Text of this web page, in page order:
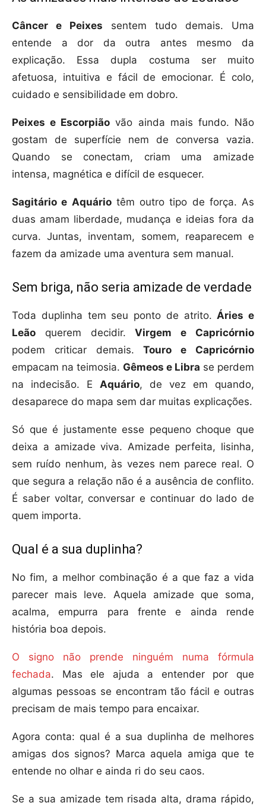
Câncer e Peixes sentem tudo demais. Uma
entende a dor da outra antes mesmo da
explicação. Essa dupla costuma ser muito
afetuosa, intuitiva e fácil de emocionar. É colo,
cuidado e sensibilidade em dobro.
Peixes e Escorpião vão ainda mais fundo. Não
gostam de superfície nem de conversa vazia.
Quando se conectam, criam uma amizade
intensa, magnética e difícil de esquecer.
Sagitário e Aquáriotêm outro tipo de força. As
duas amam liberdade, mudança e ideias fora da
curva. Juntas, inventam, somem, reaparecem e
fazem da amizade uma aventura sem manual.
Sem briga, não seria amizade de verdade
Toda duplinha tem seu ponto de atrito.Áries e
Leão querem decidir.Virgem e Capricórnio
podem criticar demais.Touro e Capricórnio
empacam na teimosia. Gêmeos e Libra se perdem
na indecisão. E Aquário, de vez em quando,
desaparece do mapa sem dar muitas explicações.
Só que é justamente esse pequeno choque que
deixa a amizade viva. Amizade perfeita, lisinha,
sem ruído nenhum, às vezes nem parece real. O
que segura a relação não é a ausência de conflito.
É saber voltar, conversar e continuar do lado de
quem importa.
Qual é a sua duplinha?
No fim, a melhor combinação é a que faz a vida
parecer mais leve. Aquela amizade que soma,
acalma, empurra para frente e ainda rende
história boa depois.
O signo não prende ninguém numa fórmula
fechada. Mas ele ajuda a entender por que
algumas pessoas se encontram tão fácil e outras
precisam de mais tempo para encaixar.
Agora conta: qual é a sua duplinha de melhores
amigas dos signos? Marca aquela amiga que te
entende no olhar e ainda ri do seu caos.
Se a sua amizade tem risada alta, drama rápido,